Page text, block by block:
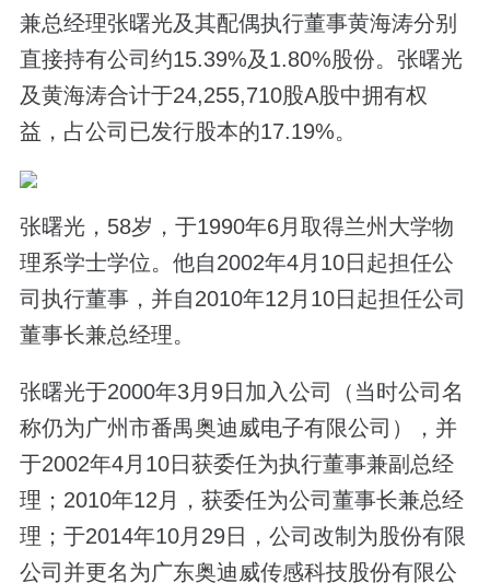
兼总经理张曙光及其配偶执行董事黄海涛分别
直接持有公司约15.39%及1.80%股份。张曙光
及黄海涛合计于24,255,710股A股中拥有权
益，占公司已发行股本的17.19%。
张曙光，58岁，于1990年6月取得兰州大学物
理系学士学位。他自2002年4月10日起担任公
司执行董事，并自2010年12月10日起担任公司
董事长兼总经理。
张曙光于2000年3月9日加入公司（当时公司名
称仍为广州市番禺奥迪威电子有限公司），并
于2002年4月10日获委任为执行董事兼副总经
理；2010年12月，获委任为公司董事长兼总经
理；于2014年10月29日，公司改制为股份有限
公司并更名为广东奥迪威传感科技股份有限公